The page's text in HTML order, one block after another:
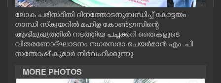
CINEMA
PHOTOS
ലോക പരിസ്ഥിതി ദിനത്തോടനുബന്ധിച്ച് കോട്ടയം
ഗാന്ധി സ്‌ക്വയറിൽ മഹിള കോൺഗ്രസിന്റെ
ആഭിമുഖ്യത്തിൽ നടത്തിയ പച്ചക്കറി തൈകളുടെ
വിതരണോദ്ഘാടനം നഗരസഭാ ചെയർമാൻ എം .പി
സന്തോഷ് കുമാർ നിർവഹിക്കുന്നു
MORE PHOTOS